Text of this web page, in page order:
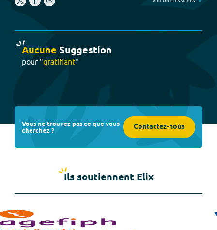
Aucune Suggestion
pour "gratifiant"
Vous ne trouvez pas ce que vous
cherchez ? Contactez-nous
Ils soutiennent Elix